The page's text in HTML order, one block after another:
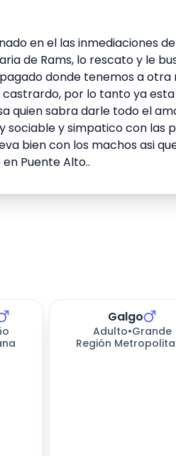
en el las inmediaciones
de Rams, lo rescato y le
donde tenemos a
castrardo, por lo tanto ya
quien sabra darle todo el
sociable y simpatico con las
bien con los machos asi
Puente Alto..
Galgo
Adulto•Grande
Región